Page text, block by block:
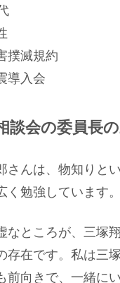
撲滅規約
導入会
談会の委員長
さんは、物知りと
く勉強しています。
なところが、三塚
存在です。私は三
前向きで、一緒に